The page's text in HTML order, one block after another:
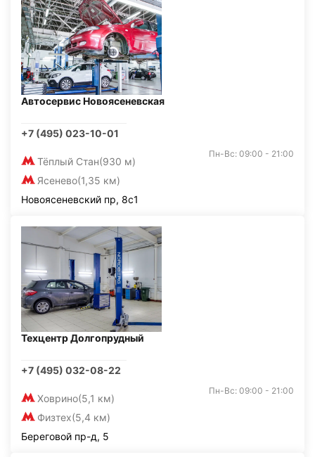
Автосервис Новоясеневская
+7 (495) 023-10-01
Тёплый Стан(930 м)
Ясенево(1,35 км)
Пн-Вс: 09:00 - 21:00
Новоясеневский пр, 8с1
Техцентр Долгопрудный
+7 (495) 032-08-22
Ховрино(5,1 км)
Физтех(5,4 км)
Пн-Вс: 09:00 - 21:00
Береговой пр-д, 5